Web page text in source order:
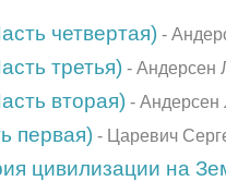
четвертая) -
третья) - Андерсен
вторая) - Андерсен
первая) - Царевич
цивилизации на